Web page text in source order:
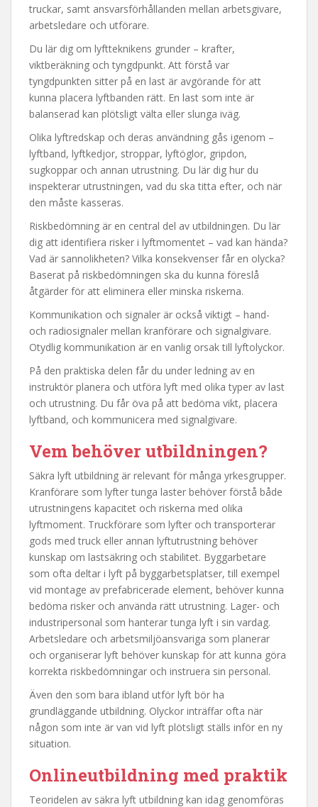
truckar, samt ansvarsförhållanden mellan arbetsgivare,
arbetsledare och utförare.
Du lär dig om lyftteknikens grunder – krafter,
viktberäkning och tyngdpunkt. Att förstå var
tyngdpunkten sitter på en last är avgörande för att
kunna placera lyftbanden rätt. En last som inte är
balanserad kan plötsligt välta eller slunga iväg.
Olika lyftredskap och deras användning gås igenom –
lyftband, lyftkedjor, stroppar, lyftöglor, gripdon,
sugkoppar och annan utrustning. Du lär dig hur du
inspekterar utrustningen, vad du ska titta efter, och när
den måste kasseras.
Riskbedömning är en central del av utbildningen. Du lär
dig att identifiera risker i lyftmomentet – vad kan hända?
Vad är sannolikheten? Vilka konsekvenser får en olycka?
Baserat på riskbedömningen ska du kunna föreslå
åtgärder för att eliminera eller minska riskerna.
Kommunikation och signaler är också viktigt – hand-
och radiosignaler mellan kranförare och signalgivare.
Otydlig kommunikation är en vanlig orsak till lyftolyckor.
På den praktiska delen får du under ledning av en
instruktör planera och utföra lyft med olika typer av last
och utrustning. Du får öva på att bedöma vikt, placera
lyftband, och kommunicera med signalgivare.
Vem behöver utbildningen?
Säkra lyft utbildning är relevant för många yrkesgrupper.
Kranförare som lyfter tunga laster behöver förstå både
utrustningens kapacitet och riskerna med olika
lyftmoment. Truckförare som lyfter och transporterar
gods med truck eller annan lyftutrustning behöver
kunskap om lastsäkring och stabilitet. Byggarbetare
som ofta deltar i lyft på byggarbetsplatser, till exempel
vid montage av prefabricerade element, behöver kunna
bedöma risker och använda rätt utrustning. Lager- och
industripersonal som hanterar tunga lyft i sin vardag.
Arbetsledare och arbetsmiljöansvariga som planerar
och organiserar lyft behöver kunskap för att kunna göra
korrekta riskbedömningar och instruera sin personal.
Även den som bara ibland utför lyft bör ha
grundläggande utbildning. Olyckor inträffar ofta när
någon som inte är van vid lyft plötsligt ställs inför en ny
situation.
Onlineutbildning med praktik
Teoridelen av säkra lyft utbildning kan idag genomföras